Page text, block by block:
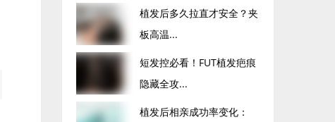
植发后多久拉直才安全？夹
板高温...
短发控必看！FUT植发疤痕
隐藏全攻...
植发后相亲成功率变化：